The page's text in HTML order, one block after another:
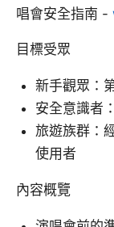
唱會安全指南 -
目標受眾
新手觀眾：
安全意識者
旅遊族群：
使用者
內容概覽